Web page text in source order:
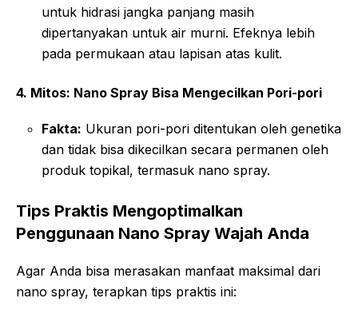
untuk hidrasi jangka panjang masih
dipertanyakan untuk air murni. Efeknya lebih
pada permukaan atau lapisan atas kulit.
4. Mitos: Nano Spray Bisa Mengecilkan Pori-pori
Fakta: Ukuran pori-pori ditentukan oleh genetika
dan tidak bisa dikecilkan secara permanen oleh
produk topikal, termasuk nano spray.
Tips Praktis Mengoptimalkan
Penggunaan Nano Spray Wajah Anda
Agar Anda bisa merasakan manfaat maksimal dari
nano spray, terapkan tips praktis ini: